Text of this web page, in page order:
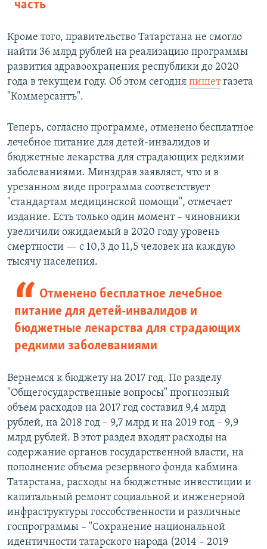
часть
Кроме того, правительство Татарстана не смогло
найти 36 млрд рублей на реализацию программы
развития здравоохранения республики до 2020
года в текущем году. Об этом сегодня пишетгазета
"Коммерсантъ".
Теперь, согласно программе, отменено бесплатное
лечебное питание для детей-инвалидов и
бюджетные лекарства для страдающих редкими
заболеваниями. Минздрав заявляет, что и в
урезанном виде программа соответствует
"стандартам медицинской помощи", отмечает
издание. Есть только один момент – чиновники
увеличили ожидаемый в 2020 году уровень
смертности — с 10,3 до 11,5 человек на каждую
тысячу населения.
Отменено бесплатное лечебное
питание для детей-инвалидов и
бюджетные лекарства для страдающих
редкими заболеваниями
Вернемся к бюджету на 2017 год. По разделу
"Общегосударственные вопросы" прогнозный
объем расходов на 2017 год составил 9,4 млрд
рублей, на 2018 год – 9,7 млрд и на 2019 год – 9,9
млрд рублей. В этот раздел входят расходы на
содержание органов государственной власти, на
пополнение объема резервного фонда кабмина
Татарстана, расходы на бюджетные инвестиции и
капитальный ремонт социальной и инженерной
инфраструктуры госсобственности и различные
госпрограммы – "Сохранение национальной
идентичности татарского народа (2014 – 2019